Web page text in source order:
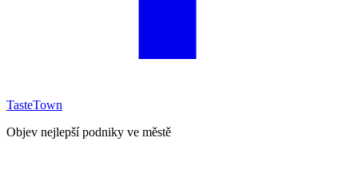
TasteTown
Objev nejlepší podniky ve městě